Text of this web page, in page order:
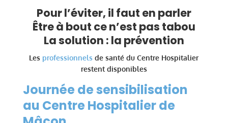
Pour l’éviter, il faut en parler
Être à bout ce n’est pas tabou
La solution : la prévention
Les professionnels de santé du Centre Hospitalier
restent disponibles
Journée de sensibilisation
au Centre Hospitalier de